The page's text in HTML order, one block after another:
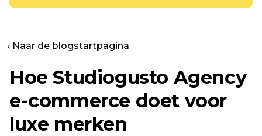
‹ Naar de blogstartpagina
Hoe Studiogusto Agency
e-commerce doet voor
luxe merken